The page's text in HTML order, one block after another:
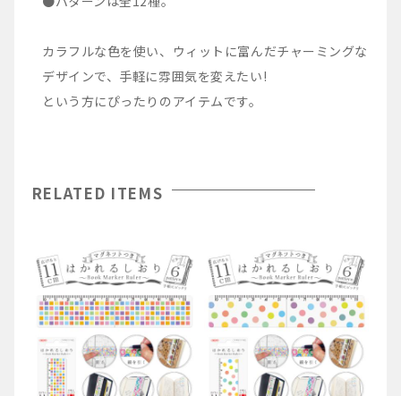
カラフルな色を使い、ウィットに富んだチャーミングな
デザインで、手軽に雰囲気を変えたい!
という方にぴったりのアイテムです。
RELATED ITEMS